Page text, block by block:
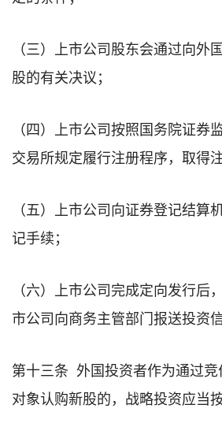
（三）上市公司股东会通过向外
股的有关决议；
（四）上市公司按照国务院证券
交易所规定履行注册程序，取得注
（五）上市公司向证券登记结算
记手续；
（六）上市公司完成定向发行后
市公司向商务主管部门报送投资信
第十三条 外国投资者作为通过
对象认购新股的，战略投资应当